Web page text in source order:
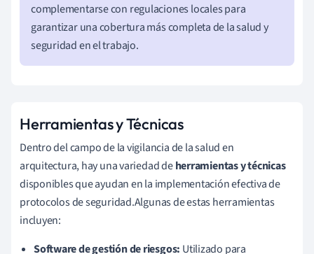
complementarse con regulaciones locales para
garantizar una cobertura más completa de la salud y
seguridad en el trabajo.
Herramientas y Técnicas
Dentro del campo de la vigilancia de la salud en
arquitectura, hay una variedad deherramientas y técnicas
disponibles que ayudan en la implementación efectiva de
protocolos de seguridad.Algunas de estas herramientas
incluyen:
Software de gestión de riesgos: Utilizado para